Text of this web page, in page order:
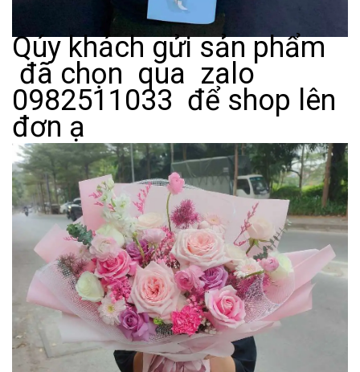
Qúy khách gửi sản phẩm
đã chọn qua zalo
0982511033 để shop lên
đơn ạ